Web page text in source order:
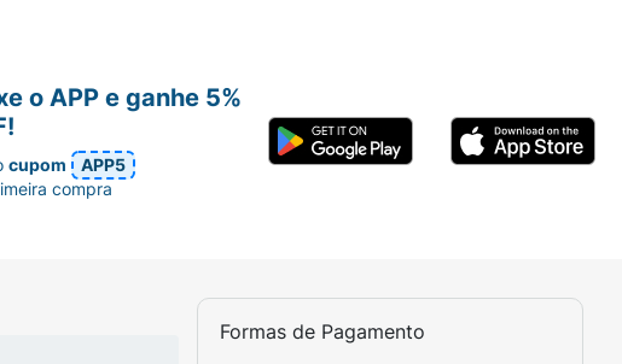
Formas de Pagamento
o APP e ganhe 5%
cupom
APP5
compra